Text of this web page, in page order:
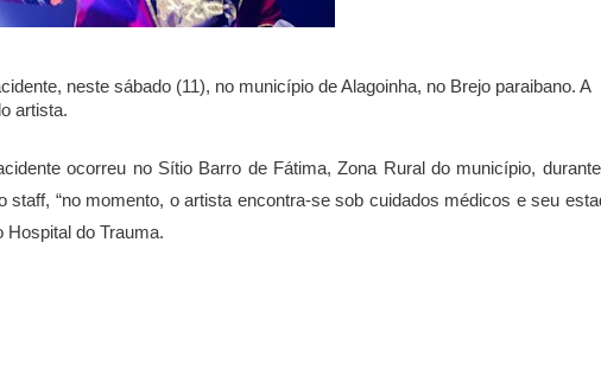
neste sábado (11), no município de Alagoinha, no Brejo paraibano. A
artista.
ocorreu no Sítio Barro de Fátima, Zona Rural do município,
staff, “no momento, o artista encontra-se sob cuidados médicos e seu
Hospital do Trauma.